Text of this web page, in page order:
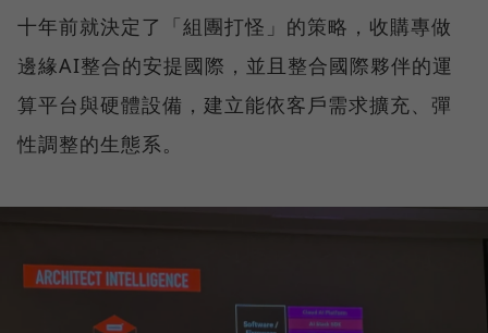
十年前就決定了「組團打怪」的策略，收購專做
邊緣AI整合的安提國際，並且整合國際夥伴的運
算平台與硬體設備，建立能依客戶需求擴充、彈
性調整的生態系。